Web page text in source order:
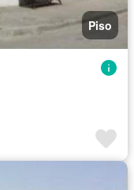
Piso